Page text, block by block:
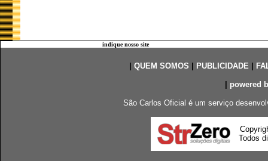
indique nosso site
QUEM SOMOS PUBLICIDADE|
powered
São Carlos Oficial é um serviço
Todos